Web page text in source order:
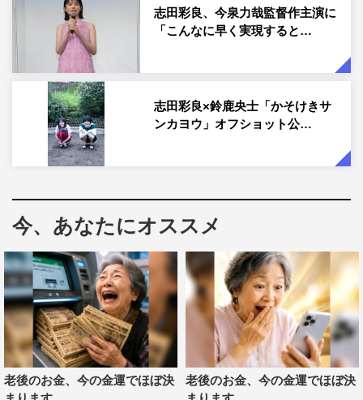
劇団ひとり コメント
撮影が長かったですね、かなり押しました（笑）。けど、
一切無駄がない撮影でどこかが押したとかじゃなく、予定
が狂ってた！ 撮影自体はすごい順調でした。あと記憶が
正しければ、撮影中に一回も顔のテカリを抑えられてな
どん顔がテカっていくのも見どころです（笑）。
いわゆる情報番組ドラマという感じだとは思いますが、ド
らして見ないと分からない設定があるので、それも楽しみ
にしてもらいたいですね。
ファーストサマーウイカ コメント
アドリブとドラマをぬるっと行き来するのがこの番組の一
番の見どころです！ 謎ときのシーンは本当にアドリブな
志田彩良、今泉力哉監督作主演に
「こんなに早く実現すると…
志田彩良×鈴鹿央士「かそけきサ
ンカヨウ」オフショット公…
今、あなたにオススメ
老後のお金、今の金運でほぼ決
老後のお金、今の金運でほぼ決